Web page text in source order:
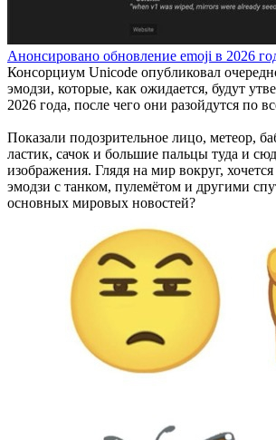
Анонсировано обновление emoji в 2026
Консорциум Unicode опубликовал
эмодзи, которые, как ожидается, будут
2026 года, после чего они разойдутся по
Показали подозрительное лицо, метеор,
ластик, сачок и большие пальцы туда и
изображения. Глядя на мир вокруг, хочется
эмодзи с танком, пулемётом и другими
основных мировых новостей?